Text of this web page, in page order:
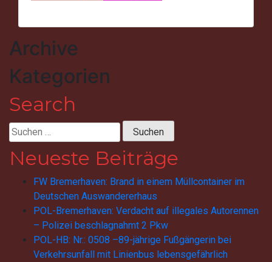
Archive
Kategorien
Search
Suchen
nach:
Neueste Beiträge
FW Bremerhaven: Brand in einem Müllcontainer im
Deutschen Auswandererhaus
POL-Bremerhaven: Verdacht auf illegales Autorennen
– Polizei beschlagnahmt 2 Pkw
POL-HB: Nr.: 0508 –89-jährige Fußgängerin bei
Verkehrsunfall mit Linienbus lebensgefährlich